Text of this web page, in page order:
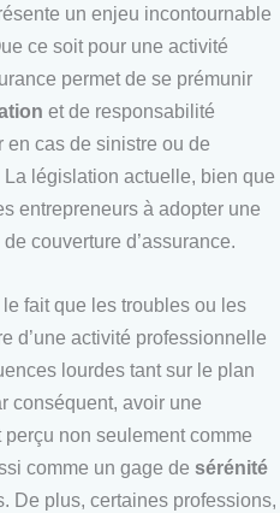
un enjeu incontournable
ce soit pour une activité
permet de se prémunir
et de responsabilité
cas de sinistre ou de
législation actuelle, bien que
entrepreneurs à adopter une
couverture d’assurance.
fait que les troubles ou les
d’une activité professionnelle
lourdes tant sur le plan
conséquent, avoir une
non seulement comme
comme un gage de sérénité
De plus, certaines professions,